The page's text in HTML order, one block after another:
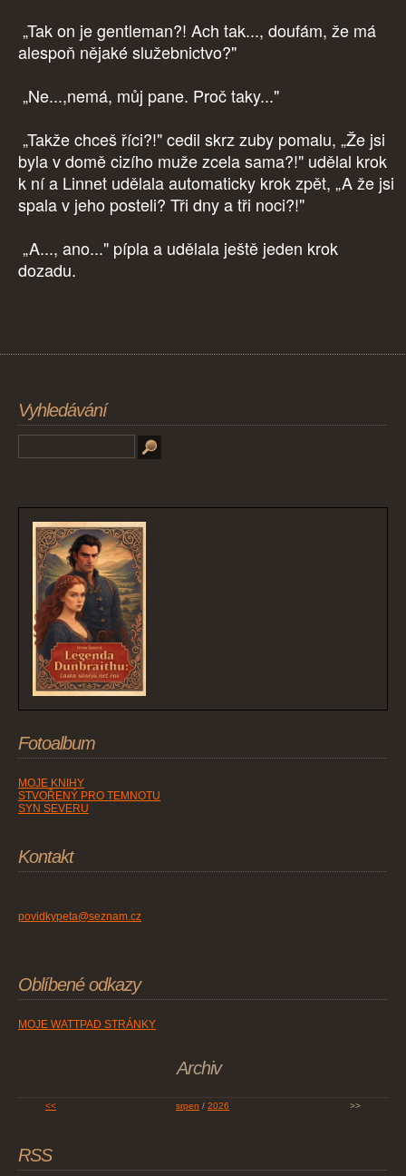
„Tak on je gentleman?! Ach tak..., doufám, že má
alespoň nějaké služebnictvo?"
„Ne...,nemá, můj pane. Proč taky..."
„Takže chceš říci?!" cedil skrz zuby pomalu, „Že jsi
byla v domě cizího muže zcela sama?!" udělal krok
k ní a Linnet udělala automaticky krok zpět, „A že jsi
spala v jeho posteli? Tři dny a tři noci?!"
„A..., ano..." pípla a udělala ještě jeden krok
dozadu.
Vyhledávání
Fotoalbum
MOJE KNIHY
STVOŘENÝ PRO TEMNOTU
SYN SEVERU
Kontakt
povidkypeta@seznam.cz
Oblíbené odkazy
MOJE WATTPAD STRÁNKY
Archiv
<< srpen / 2026 >>
RSS